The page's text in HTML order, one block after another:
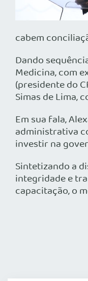
cabem
Dando
Medicina, com
(presidente do
Simas de Lima,
Em sua fala,
administrativa
investir na
Sintetizando a
integridade e
capacitação, o